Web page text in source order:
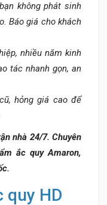
không phát sinh
Báo giá cho khách
nhiều năm kinh
tác nhanh gọn, an
hỏng giá cao để
nhà 24/7. Chuyên
ắc quy Amaron,
quy HD